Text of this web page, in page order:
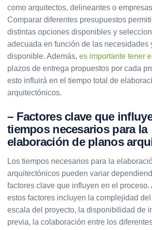
como arquitectos, delineantes o
Comparar diferentes presupuestos
distintas opciones disponibles y
adecuada en función de las necesidades
disponible. Además, es importante tener
plazos de entrega propuestos por cada
esto influirá en el tiempo total de
arquitectónicos.
– Factores clave que
tiempos necesarios para la
elaboración de planos
Los tiempos necesarios para la
arquitectónicos pueden variar
factores clave que influyen en el proceso.
estos factores incluyen la complejidad
escala del proyecto, la disponibilidad de
previa, la colaboración entre los